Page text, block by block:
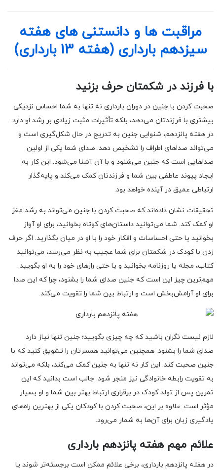
مراقبت ها و دانستنی های هفته
سیزدهم بارداری (هفته 13 بارداری)
با فرزند در شکمتان حرف بزنید
صحبت کردن با جنین در دوران بارداری نه تنها به شما احساس نزدیکی
بیشتری با فرزندتان می‌دهد، بلکه تأثیرات مثبت زیادی بر رشد او دارد.
در هفته پانزدهم، شنوایی جنین به تدریج در حال شکل‌گیری است و
می‌تواند صداهای اطراف را تشخیص دهد. صدای شما یکی از اولین
صداهایی است که جنین می‌شنود و با آن آشنا می‌شود. این کار به
ایجاد پیوند عاطفی بین شما و فرزندتان کمک می‌کند و پایه‌گذار
ارتباطی عمیق در آینده خواهد بود.
تحقیقات نشان داده‌اند که صحبت کردن با جنین می‌تواند به رشد مغز
او کمک کند. شما می‌توانید داستان‌های کوتاه بخوانید، برای او آواز
بخوانید یا حتی احساسات و افکار خود را با او در میان بگذارید. اگر حرف
زدن با کودک در شکمتان برای شما عجیب به نظر می‌رسد، می‌توانید
کتاب، مجله یا روزنامه بخوانید و یا حتی رازهای خود را به او بگویید.
مهم‌ترین چیز این است که جنین صدای شما را بشنود، چرا که این صدا
برای او آرامش‌بخش است و ارتباط بین شما را تقویت می‌کند.
لازم نیست نگران باشید که چه چیزی بگویید؛ جنین تنها نیاز دارد
صدای شما را بشنود. همچنین می‌توانید همسرتان را تشویق کنید که با
جنین صحبت کند. این کار نه تنها به جنین کمک می‌کند، بلکه می‌تواند
به تقویت رابطه خانوادگی نیز منجر شود. جالب است بدانید که این
تمرین پس از تولد کودک در برقراری ارتباط بهتر بین شما و او بسیار
مؤثر است. علاوه بر این، صحبت کردن با کودکان یکی از بهترین راه‌های
یادگیری زبان برای آن‌ها به شمار می‌رود.
علائم مهم هفته پانزدهم بارداری
در هفته پانزدهم بارداری، برخی علائم ممکن است برجسته‌تر شوند یا